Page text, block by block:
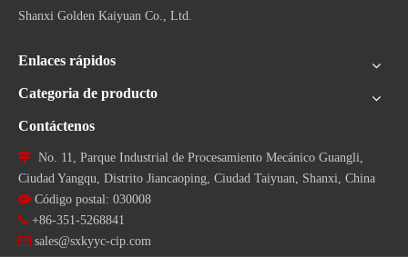
Shanxi Golden Kaiyuan Co., Ltd.
Enlaces rápidos
Categoria de producto
Contáctenos
 No. 11, Parque Industrial de Procesamiento Mecánico Guangli,
Ciudad Yangqu, Distrito Jiancaoping, Ciudad Taiyuan, Shanxi, China
 Código postal: 030008
 +86-351-5268841
 sales@sxkyyc-cip.com